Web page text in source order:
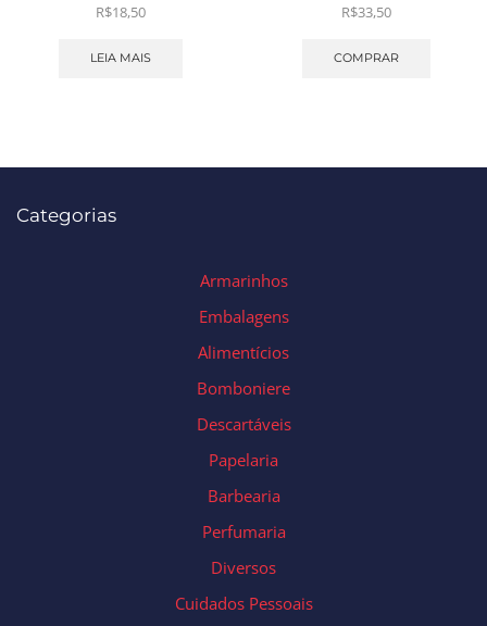
R$18,50
LEIA MAIS
R$33,50
COMPRAR
Categorias
Armarinhos
Embalagens
Alimentícios
Bomboniere
Descartáveis
Papelaria
Barbearia
Perfumaria
Diversos
Cuidados Pessoais